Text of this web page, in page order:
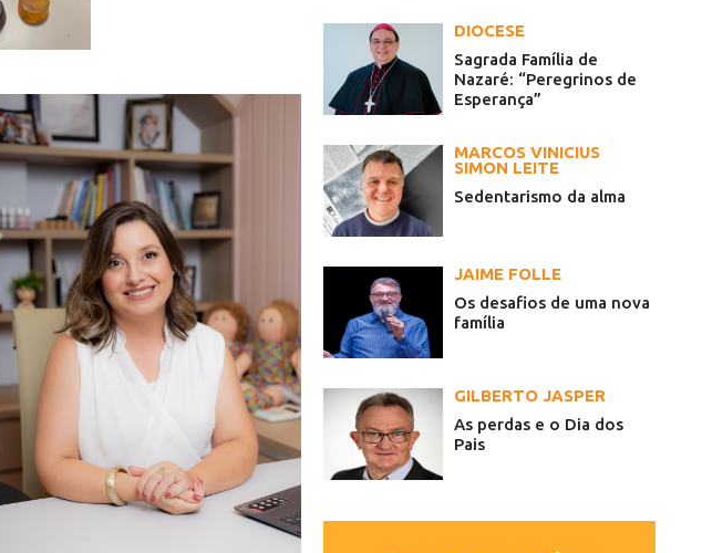
DIOCESE
Sagrada Família de
Nazaré: “Peregrinos de
Esperança”
MARCOS VINICIUS
SIMON LEITE
Sedentarismo da alma
JAIME FOLLE
Os desafios de uma nova
família
GILBERTO JASPER
As perdas e o Dia dos
Pais